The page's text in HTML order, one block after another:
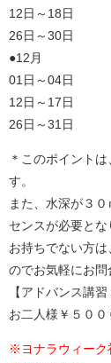
12日～18日
26日～30日
●12月
01日～04日
12日～17日
26日～31日
＊このポイント
す。
また、水深が３
センスが必要とな
お持ちでない方
のでお気軽にお問
【アドバンス講
お二人様￥５０
※ヨナラウィーク